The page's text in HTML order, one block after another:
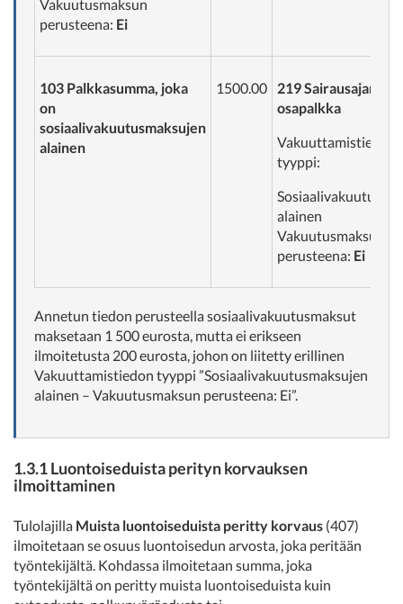
Vakuutusmaksun
perusteena: Ei
103 Palkkasumma, joka
on
sosiaalivakuutusmaksujen
alainen
1500.00
219 Sairausajan
osapalkka
Vakuuttamistiedon
tyyppi:
alainen
Vakuutusmaksun
perusteena: Ei
Annetun tiedon perusteella sosiaalivakuutusmaksut
maksetaan 1 500 eurosta, mutta ei erikseen
ilmoitetusta 200 eurosta, johon on liitetty erillinen
Vakuuttamistiedon tyyppi ”Sosiaalivakuutusmaksujen
alainen – Vakuutusmaksun perusteena: Ei”.
1.3.1 Luontoiseduista perityn korvauksen
ilmoittaminen
Tulolajilla Muista luontoiseduista peritty korvaus (407)
ilmoitetaan se osuus luontoisedun arvosta, joka peritään
työntekijältä. Kohdassa ilmoitetaan summa, joka
työntekijältä on peritty muista luontoiseduista kuin